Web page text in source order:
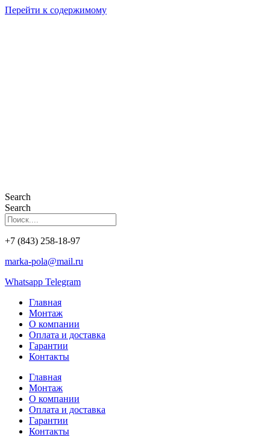
Перейти к содержимому
Search
Search
+7 (843) 258-18-97
marka-pola@mail.ru
Whatsapp Telegram
Главная
Монтаж
О компании
Оплата и доставка
Гарантии
Контакты
Главная
Монтаж
О компании
Оплата и доставка
Гарантии
Контакты